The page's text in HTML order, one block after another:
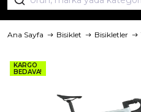
Ana Sayfa Bisiklet Bisikletler
KARGO
BEDAVA!